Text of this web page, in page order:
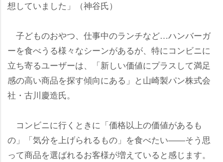
想していました」（神谷氏）
子どものおやつ、仕事中のランチなど…ハンバーガ
ーを食べうる様々なシーンがあるが、特にコンビニに
立ち寄るユーザーは、「新しい価値にプラスして満足
感の高い商品を探す傾向にある」と山崎製パン株式会
社・古川慶造氏。
コンビニに行くときに「価格以上の価値があるも
の」「気分を上げられるもの」を食べたい――そう思
って商品を選ばれるお客様が増えていると感じます。